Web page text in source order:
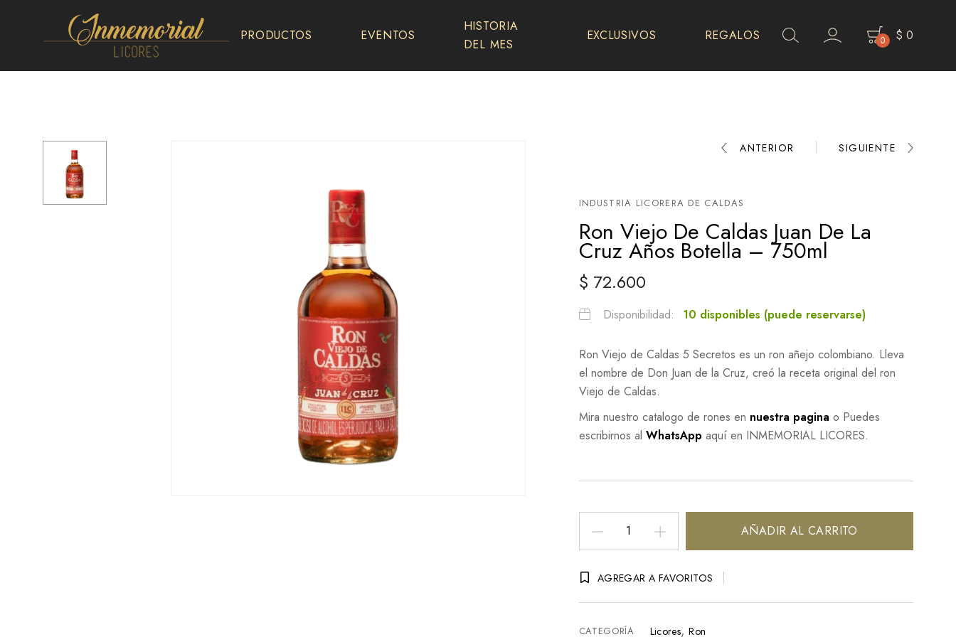
Licores
PRODUCTOS EVENTOS
HISTORIA
DEL MES
EXCLUSIVOS REGALOS 0 $ 0
Product
navigation
ANTERIOR SIGUIENTE
INDUSTRIA LICORERA DE CALDAS
Ron Viejo De Caldas Juan De La
Cruz Años Botella – 750ml
$ 72.600
Disponibilidad: 10 disponibles (puede reservarse)
Ron Viejo de Caldas 5 Secretos es un ron añejo colombiano. Lleva
el nombre de Don Juan de la Cruz, creó la receta original del ron
Viejo de Caldas.
Mira nuestro catalogo de rones en nuestra pagina o Puedes
escribirnos al WhatsApp aquí en INMEMORIAL LICORES.
Caldas
Juan
De
AÑADIR AL CARRITO
AGREGAR A FAVORITOS
CATEGORÍA Licores,Ron